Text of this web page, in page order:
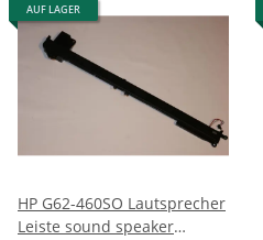
AUF LAGER
HP G62-460SO Lautsprecher
Leiste sound speaker